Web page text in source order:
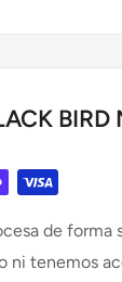
BIRD
de forma
ni tenemos